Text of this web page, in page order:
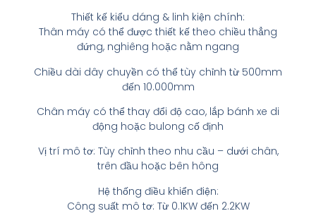
Thiết kế kiểu dáng & linh kiện chính:
Thân máy có thể được thiết kế theo chiều thẳng
đứng, nghiêng hoặc nằm ngang
Chiều dài dây chuyền có thể tùy chỉnh từ 500mm
đến 10.000mm
Chân máy có thể thay đổi độ cao, lắp bánh xe di
động hoặc bulong cố định
Vị trí mô tơ: Tùy chỉnh theo nhu cầu – dưới chân,
trên đầu hoặc bên hông
Hệ thống điều khiển điện:
Công suất mô tơ: Từ 0.1KW đến 2.2KW